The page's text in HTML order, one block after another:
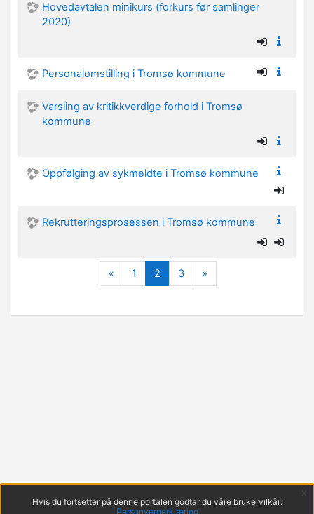
Hovedavtalen minikurs (forkurs før samlinger
2020)
Personalomstilling i Tromsø kommune
Varsling av kritikkverdige forhold i Tromsø
kommune
Oppfølging av sykmeldte i Tromsø kommune
Rekrutteringsprosessen i Tromsø kommune
« Forrige
1 2 (nåværende)
3 »
Hvis du fortsetter på denne portalen godtar du våre brukervilkår:
Personvernerklæring
x